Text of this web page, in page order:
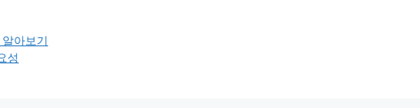
아보기
성